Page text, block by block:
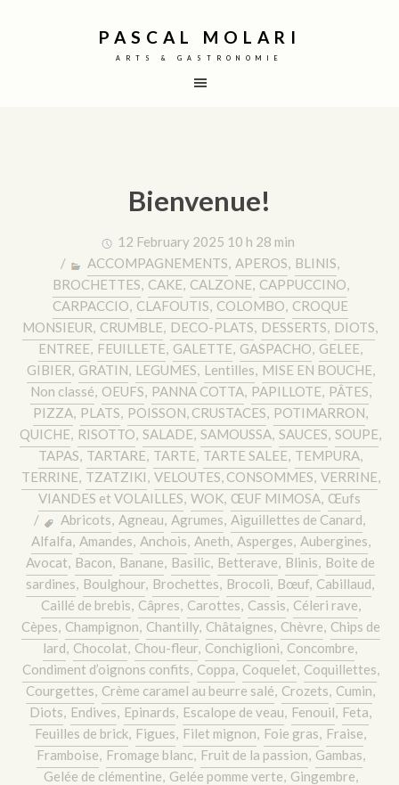
PASCAL MOLARI
ARTS & GASTRONOMIE
Bienvenue!
12 February 2025 10 h 28 min
/
ACCOMPAGNEMENTS, APEROS, BLINIS,
BROCHETTES, CAKE, CALZONE, CAPPUCCINO,
CARPACCIO, CLAFOUTIS, COLOMBO, CROQUE
MONSIEUR, CRUMBLE, DECO-PLATS, DESSERTS, DIOTS,
ENTREE, FEUILLETE, GALETTE, GASPACHO, GELEE,
GIBIER, GRATIN, LEGUMES, Lentilles, MISE EN BOUCHE,
Non classé, OEUFS, PANNA COTTA, PAPILLOTE, PÂTES,
PIZZA, PLATS, POISSON, CRUSTACES, POTIMARRON,
QUICHE, RISOTTO, SALADE, SAMOUSSA, SAUCES, SOUPE,
TAPAS, TARTARE, TARTE, TARTE SALEE, TEMPURA,
TERRINE, TZATZIKI, VELOUTES, CONSOMMES, VERRINE,
VIANDES et VOLAILLES, WOK, ŒUF MIMOSA, Œufs
/
Abricots, Agneau, Agrumes, Aiguillettes de Canard,
Alfalfa, Amandes, Anchois, Aneth, Asperges, Aubergines,
Avocat, Bacon, Banane, Basilic, Betterave, Blinis, Boite de
sardines, Boulghour, Brochettes, Brocoli, Bœuf, Cabillaud,
Caillé de brebis, Câpres, Carottes, Cassis, Céleri rave,
Cèpes, Champignon, Chantilly, Châtaignes, Chèvre, Chips de
lard, Chocolat, Chou-fleur, Conchiglioni, Concombre,
Condiment d’oignons confits, Coppa, Coquelet, Coquillettes,
Courgettes, Crème caramel au beurre salé, Crozets, Cumin,
Diots, Endives, Epinards, Escalope de veau, Fenouil, Feta,
Feuilles de brick, Figues, Filet mignon, Foie gras, Fraise,
Framboise, Fromage blanc, Fruit de la passion, Gambas,
Gelée de clémentine, Gelée pomme verte, Gingembre,